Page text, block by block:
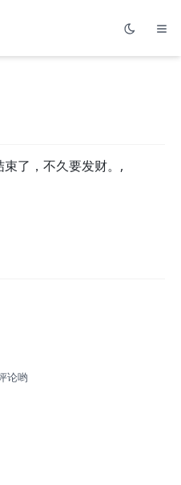
了，不久要发财。,
论哟